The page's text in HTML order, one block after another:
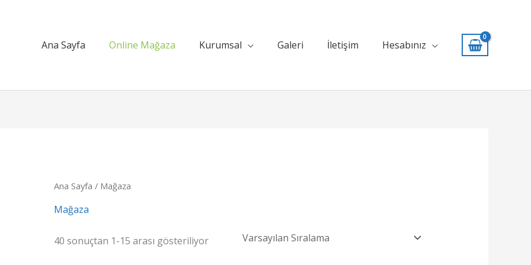
Ana Sayfa
Online Mağaza Kurumsal Galeri İletişim Hesabınız
Ana Sayfa / Mağaza
Mağaza
40 sonuçtan 1-15 arası gösteriliyor